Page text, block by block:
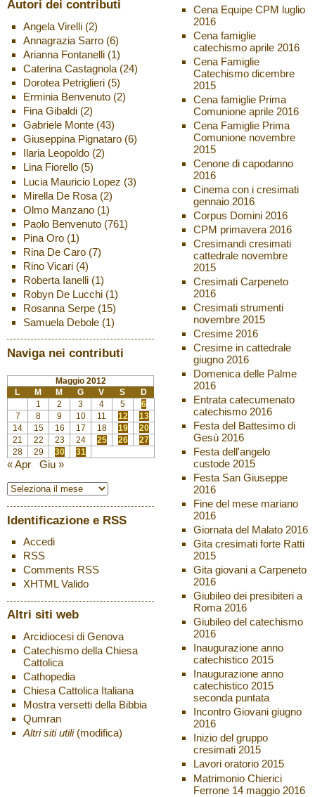
Autori dei contributi
Angela Virelli(2)
Annagrazia Sarro(6)
Arianna Fontanelli(1)
Caterina Castagnola(24)
Dorotea Petriglieri(5)
Erminia Benvenuto(2)
Fina Gibaldi(2)
Gabriele Monte(43)
Giuseppina Pignataro(6)
Ilaria Leopoldo(2)
Lina Fiorello(5)
Lucia Mauricio Lopez (3)
Mirella De Rosa(2)
Olmo Manzano(1)
Paolo Benvenuto(761)
Pina Oro(1)
Rina De Caro(7)
Rino Vicari(4)
Roberta Ianelli(1)
Robyn De Lucchi(1)
Rosanna Serpe(15)
Samuela Debole(1)
Naviga nei contributi
Maggio 2012
L
M M G V S
D
1
2 3 4 5
6
7
8 9 10 11 12
13
14
15 16 17 18 19
20
21
22 23 24 25 26
27
28
29 30 31
« Apr Giu »
Identificazione e RSS
Accedi
RSS
Comments RSS
XHTMLValido
Altri siti web
Arcidiocesi di Genova
Catechismo della Chiesa
Cattolica
Cathopedia
Chiesa Cattolica Italiana
Mostra versetti della Bibbia
Qumran
Altri siti utili (modifica)
Cena Equipe CPM luglio
2016
Cena famiglie
catechismo aprile 2016
Cena Famiglie
Catechismo dicembre
2015
Cena famiglie Prima
Comunione aprile 2016
Cena Famiglie Prima
Comunione novembre
2015
Cenone di capodanno
2016
Cinema con i cresimati
gennaio 2016
Corpus Domini 2016
CPM primavera 2016
Cresimandi cresimati
cattedrale novembre
2015
Cresimati Carpeneto
2016
Cresimati strumenti
novembre 2015
Cresime 2016
Cresime in cattedrale
giugno 2016
Domenica delle Palme
2016
Entrata catecumenato
catechismo 2016
Festa del Battesimo di
Gesù 2016
Festa dell'angelo
custode 2015
Festa San Giuseppe
2016
Fine del mese mariano
2016
Giornata del Malato 2016
Gita cresimati forte Ratti
2015
Gita giovani a Carpeneto
2016
Giubileo dei presibiteri a
Roma 2016
Giubileo del catechismo
2016
Inaugurazione anno
catechistico 2015
Inaugurazione anno
catechistico 2015
seconda puntata
Incontro Giovani giugno
2016
Inizio del gruppo
cresimati 2015
Lavori oratorio 2015
Matrimonio Chierici
Ferrone 14 maggio 2016